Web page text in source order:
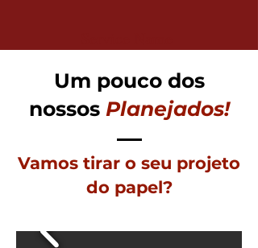
Um pouco dos
nossos Planejados!
Vamos tirar o seu projeto
do papel?